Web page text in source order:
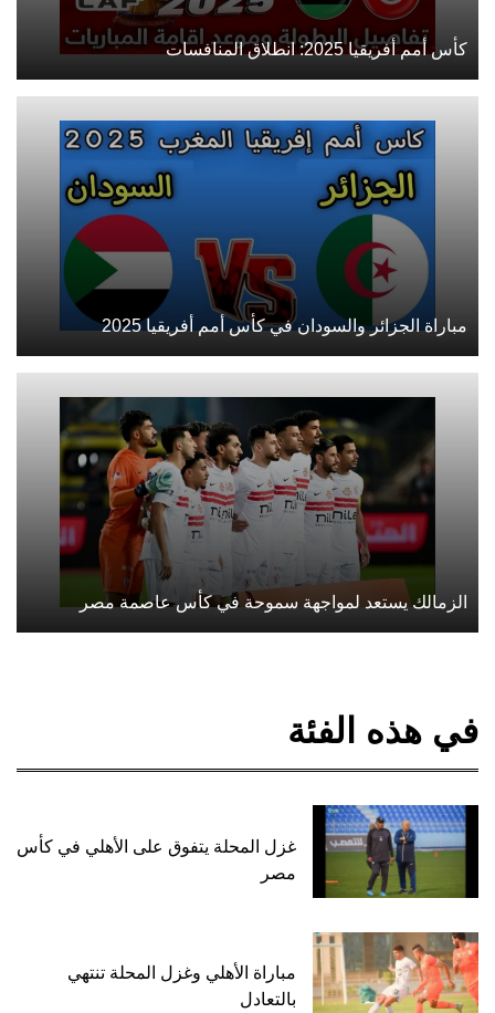
كأس أمم أفريقيا 2025: انطلاق المنافسات
مباراة الجزائر والسودان في كأس أمم أفريقيا 2025
الزمالك يستعد لمواجهة سموحة في كأس عاصمة مصر
في هذه الفئة
غزل المحلة يتفوق على الأهلي في كأس
مصر
مباراة الأهلي وغزل المحلة تنتهي
بالتعادل